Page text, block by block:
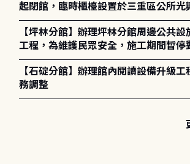
起閉館，臨時櫃檯設置於三重區公所光
造成不便，敬請見諒。
【坪林分館】辦理坪林分館周邊公共設
工程，為維護民眾安全，施工期間暫停
【石碇分館】辦理館內閱讀設備升級工
務調整